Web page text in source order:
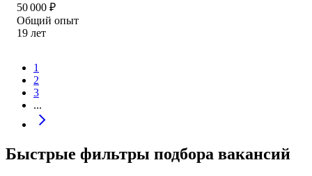
50 000 ₽
Общий опыт
19 лет
1
2
3
...
Быстрые фильтры подбора вакансий